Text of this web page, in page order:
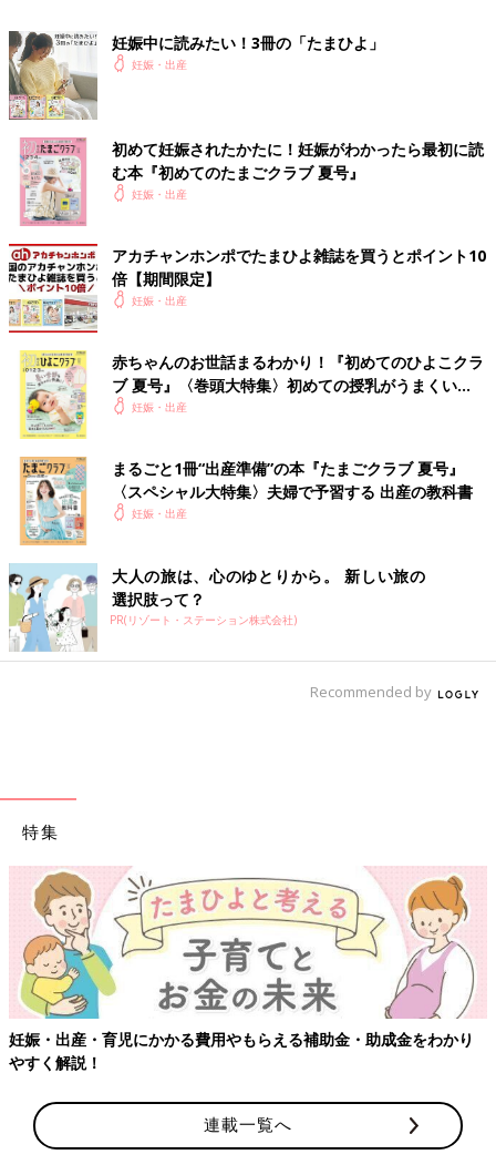
妊娠中に読みたい！3冊の「たまひよ」
妊娠・出産
初めて妊娠されたかたに！妊娠がわかったら最初に読
む本『初めてのたまごクラブ 夏号』
妊娠・出産
アカチャンホンポでたまひよ雑誌を買うとポイント10
倍【期間限定】
妊娠・出産
赤ちゃんのお世話まるわかり！『初めてのひよこクラ
ブ 夏号』〈巻頭大特集〉初めての授乳がうまくい
く！ おっぱい・ミルクの基本と夏のトラブル 解決テ
妊娠・出産
まるごと1冊“出産準備”の本『たまごクラブ 夏号』
〈スペシャル大特集〉夫婦で予習する 出産の教科書
妊娠・出産
大人の旅は、心のゆとりから。 新しい旅の
選択肢って？
PR(リゾート・ステーション株式会社)
Recommended by
特集
妊娠・出産・育児にかかる費用やもらえる補助金・助成金をわかり
やすく解説！
連載一覧へ